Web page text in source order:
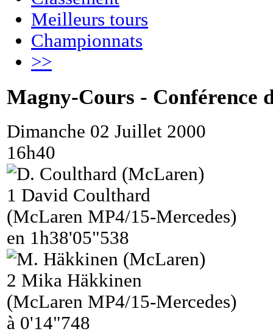
Meilleurs tours
Championnats
>>
Magny-Cours - Conférence
Dimanche 02 Juillet 2000
16h40
1 David Coulthard
(McLaren MP4/15-Mercedes)
en 1h38'05"538
2 Mika Häkkinen
(McLaren MP4/15-Mercedes)
à 0'14"748